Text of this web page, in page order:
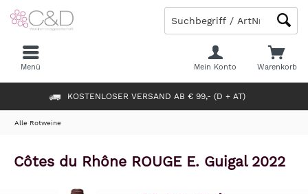
KOSTENLOSER VERSAND AB € 99,- (D + AT)
Warenkorb
Mein Konto
Menü
Alle Rotweine
Côtes du Rhône ROUGE E. Guigal 2022